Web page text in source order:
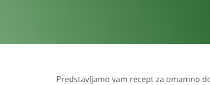
Predstavljamo vam recept za omamno